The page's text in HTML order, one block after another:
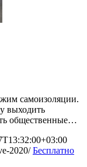
самоизоляции.
выходить
общественные…
2020/ Бесплатно